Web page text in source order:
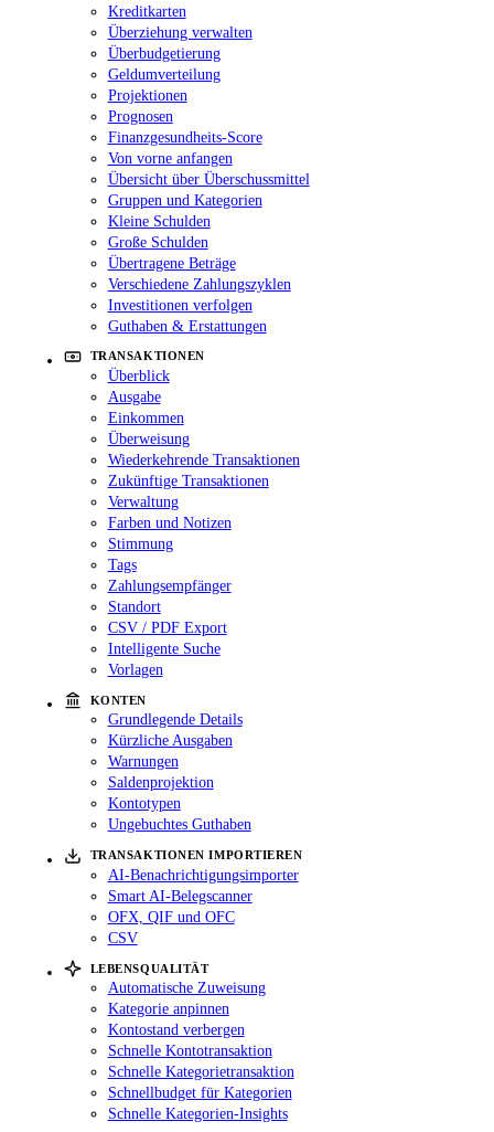
Kreditkarten
Überziehung verwalten
Überbudgetierung
Geldumverteilung
Projektionen
Prognosen
Finanzgesundheits-Score
Von vorne anfangen
Übersicht über Überschussmittel
Gruppen und Kategorien
Kleine Schulden
Große Schulden
Übertragene Beträge
Verschiedene Zahlungszyklen
Investitionen verfolgen
Guthaben & Erstattungen
TRANSAKTIONEN
Überblick
Ausgabe
Einkommen
Überweisung
Wiederkehrende Transaktionen
Zukünftige Transaktionen
Verwaltung
Farben und Notizen
Stimmung
Tags
Zahlungsempfänger
Standort
CSV / PDF Export
Intelligente Suche
Vorlagen
KONTEN
Grundlegende Details
Kürzliche Ausgaben
Warnungen
Saldenprojektion
Kontotypen
Ungebuchtes Guthaben
TRANSAKTIONEN IMPORTIEREN
AI-Benachrichtigungsimporter
Smart AI-Belegscanner
OFX, QIF und OFC
CSV
LEBENSQUALITÄT
Automatische Zuweisung
Kategorie anpinnen
Kontostand verbergen
Schnelle Kontotransaktion
Schnelle Kategorietransaktion
Schnellbudget für Kategorien
Schnelle Kategorien-Insights